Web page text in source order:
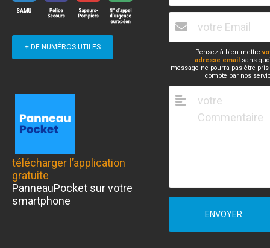
+ DE NUMÉROS UTILES
télécharger l’application
gratuite
PanneauPocket sur votre
smartphone
Pensez à bien mettre
adresse email sans
message ne pourra pas être
compte par nos
ENVOYER